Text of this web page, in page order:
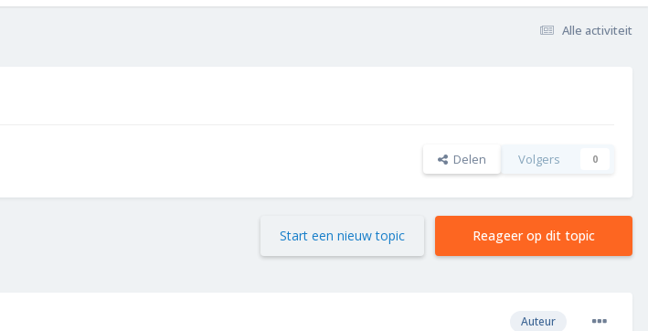
Alle activiteit
Delen Volgers 0
Reageer op dit topic
Start een nieuw topic
Auteur